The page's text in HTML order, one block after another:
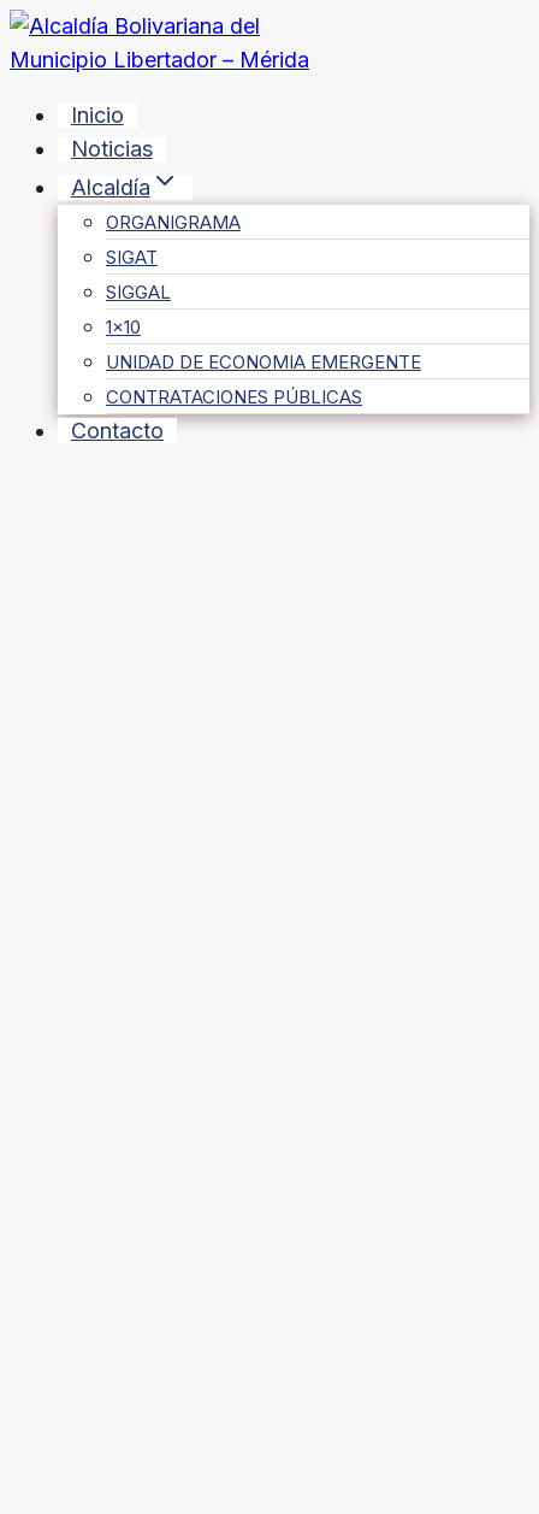
Saltar
al
Inicio
Noticias
Alcaldía
ORGANIGRAMA
SIGAT
SIGGAL
1×10
UNIDAD DE ECONOMIA EMERGENTE
CONTRATACIONES PÚBLICAS
Contacto